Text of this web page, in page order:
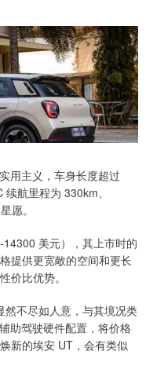
用主义，车身长度超过
航里程为 330km、
愿。
美元），其上市时的
提供更宽敞的空间和更长
价比优势。
不尽如人意，与其境况类
助驾驶硬件配置，将价格
新的埃安 UT，会有类似